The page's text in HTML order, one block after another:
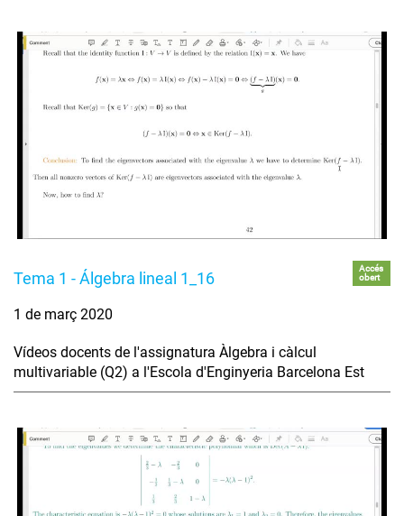
Tema 1 - Álgebra lineal 1_16
Accés
obert
1 de març 2020
Vídeos docents de l'assignatura Àlgebra i càlcul
multivariable (Q2) a l'Escola d'Enginyeria Barcelona Est